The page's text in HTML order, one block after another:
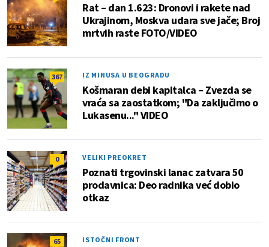
Rat – dan 1.623: Dronovi i rakete nad
Ukrajinom, Moskva udara sve jače; Broj
mrtvih raste FOTO/VIDEO
367 IZ MINUSA U BEOGRADU
Košmaran debi kapitalca – Zvezda se
vraća sa zaostatkom; "Da zaključimo o
Lukasenu..." VIDEO
0 VELIKI PREOKRET
Poznati trgovinski lanac zatvara 50
prodavnica: Deo radnika već dobio
otkaz
65 ISTOČNI FRONT